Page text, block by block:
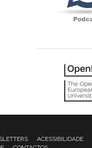
ACESSIBILIDADE